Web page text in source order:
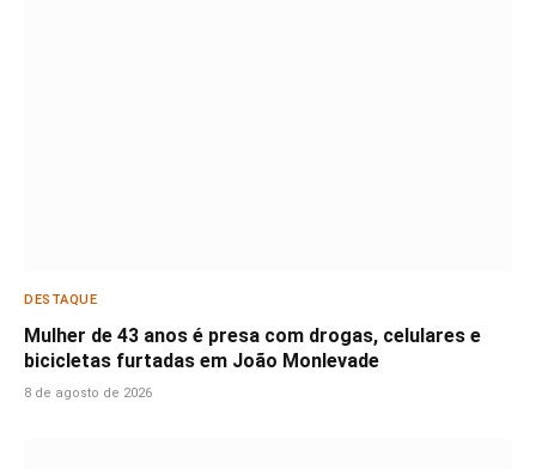
DESTAQUE
Mulher de 43 anos é presa com drogas, celulares e
bicicletas furtadas em João Monlevade
8 de agosto de 2026